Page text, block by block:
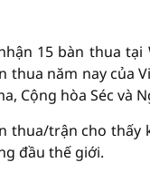
15 bàn thua
thua năm nay của
Cộng hòa Séc và
thua/trận cho thấy
đầu thế giới.